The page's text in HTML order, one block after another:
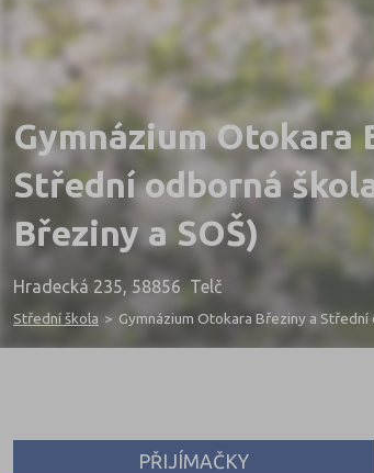
Gymnázium Otokara
Střední odborná
Březiny a SOŠ)
Hradecká 235, 58856 Telč
Střední škola > Gymnázium Otokara Březiny a Střední
PŘIJÍMAČKY